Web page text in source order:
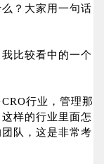
？大家用一句话
比较看中的一个
行业，管理那
样的行业里面怎
队，这是非常考